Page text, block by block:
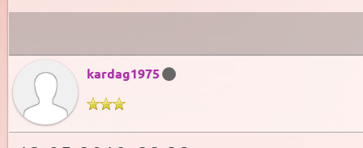
kardag1975